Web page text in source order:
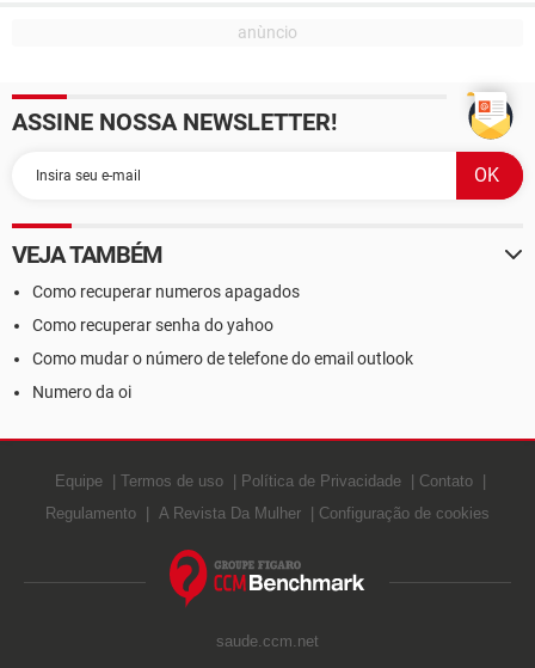
ASSINE NOSSA NEWSLETTER!
VEJA TAMBÉM
Como recuperar numeros apagados
Como recuperar senha do yahoo
Como mudar o número de telefone do email outlook
Numero da oi
Equipe Termos de uso Política de Privacidade
Contato
Regulamento
A Revista Da Mulher Configuração de cookies
saude.ccm.net